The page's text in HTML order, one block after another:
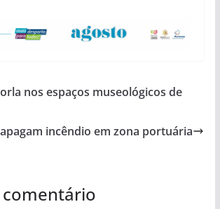
nos espaços museológicos de
incêndio em zona portuária